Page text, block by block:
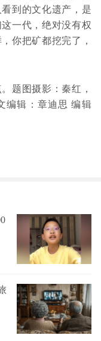
到的文化遗产，是
一代，绝对没有权
你把矿都挖完了，
题图摄影：秦红，
编辑：章迪思 编辑